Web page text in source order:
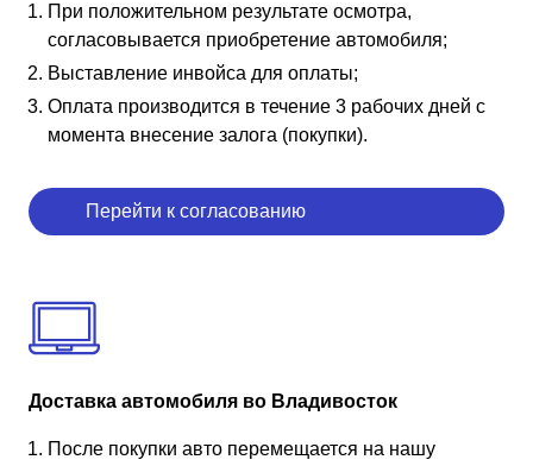
При положительном результате осмотра,
согласовывается приобретение автомобиля;
Выставление инвойса для оплаты;
Оплата производится в течение 3 рабочих дней с
момента внесение залога (покупки).
Перейти к согласованию
Доставка автомобиля во Владивосток
После покупки авто перемещается на нашу